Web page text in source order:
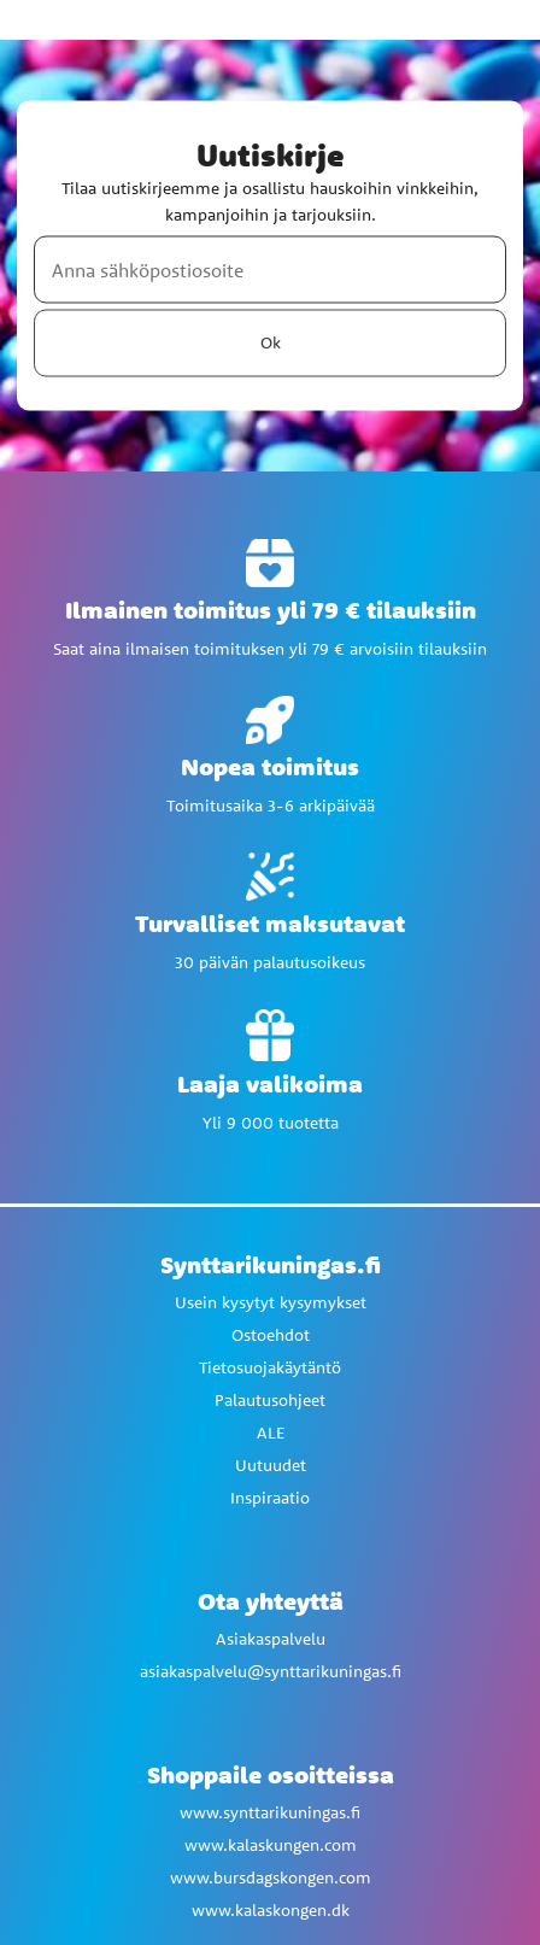
Uutiskirje
Tilaa uutiskirjeemme ja osallistu hauskoihin vinkkeihin,
kampanjoihin ja tarjouksiin.
Ok
Ilmainen toimitus yli 79 € tilauksiin
Saat aina ilmaisen toimituksen yli 79 € arvoisiin tilauksiin
Nopea toimitus
Toimitusaika 3-6 arkipäivää
Turvalliset maksutavat
30 päivän palautusoikeus
Laaja valikoima
Yli 9 000 tuotetta
Synttarikuningas.fi
Usein kysytyt kysymykset
Ostoehdot
Tietosuojakäytäntö
Palautusohjeet
ALE
Uutuudet
Inspiraatio
Ota yhteyttä
Asiakaspalvelu
asiakaspalvelu@synttarikuningas.fi
Shoppaile osoitteissa
www.synttarikuningas.fi
www.kalaskungen.com
www.bursdagskongen.com
www.kalaskongen.dk